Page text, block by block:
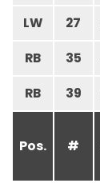
LW 27
RB 35
RB 39
Pos. #